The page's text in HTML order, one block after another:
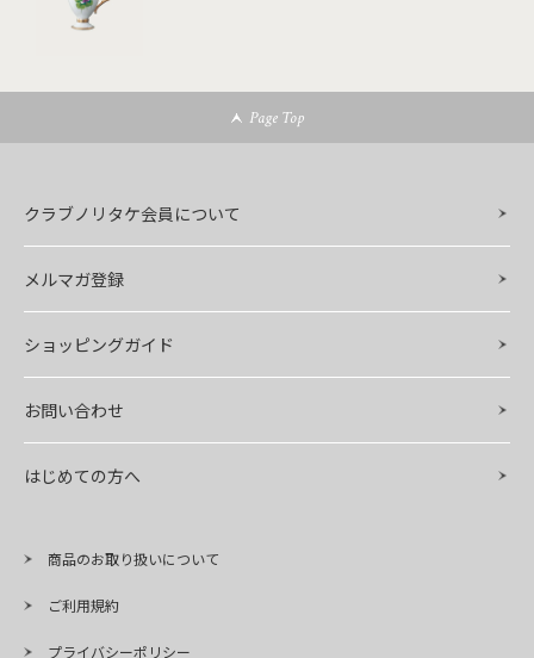
Page Top
クラブノリタケ会員について
メルマガ登録
ショッピングガイド
お問い合わせ
はじめての方へ
商品のお取り扱いについて
ご利用規約
プライバシーポリシー